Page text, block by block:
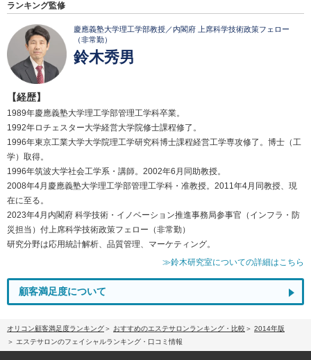
ランキング監修
慶應義塾大学理工学部教授／内閣府 上席科学技術政策フェロー
（非常勤）
鈴木秀男
【経歴】
1989年慶應義塾大学理工学部管理工学科卒業。
1992年ロチェスター大学経営大学院修士課程修了。
1996年東京工業大学大学院理工学研究科博士課程経営工学専攻修了。博士（工
学）取得。
1996年筑波大学社会工学系・講師。2002年6月同助教授。
2008年4月慶應義塾大学理工学部管理工学科・准教授。2011年4月同教授、現
在に至る。
2023年4月内閣府 科学技術・イノベーション推進事務局参事官（インフラ・防
災担当）付上席科学技術政策フェロー（非常勤）
研究分野は応用統計解析、品質管理、マーケティング。
≫鈴木研究室についての詳細はこちら
顧客満足度について
オリコン顧客満足度ランキング おすすめのエステサロンランキング・比較
2014年版
エステサロンのフェイシャルランキング・口コミ情報